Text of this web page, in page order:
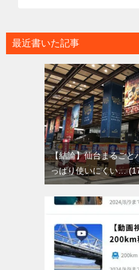
最近書いた記事
【結論】仙台まるごと
っぱり使いにくい…